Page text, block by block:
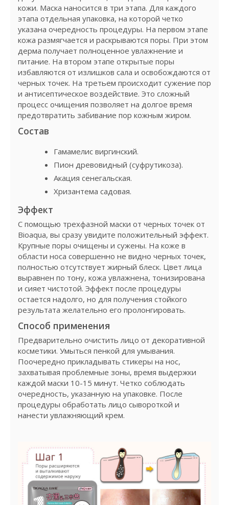
кожи. Маска наносится в три этапа. Для каждого
этапа отдельная упаковка, на которой четко
указана очередность процедуры. На первом этапе
кожа размягчается и раскрываются поры. При этом
дерма получает полноценное увлажнение и
питание. На втором этапе открытые поры
избавляются от излишков сала и освобождаются от
черных точек. На третьем происходит сужение пор
и антисептическое воздействие. Это сложный
процесс очищения позволяет на долгое время
предотвратить забивание пор кожным жиром.
Состав
Гамамелис виргинский.
Пион древовидный (суфрутикоза).
Акация сенегальская.
Хризантема садовая.
Эффект
С помощью трехфазной маски от черных точек от
Bioaqua, вы сразу увидите положительный эффект.
Крупные поры очищены и сужены. На коже в
области носа совершенно не видно черных точек,
полностью отсутствует жирный блеск. Цвет лица
выравнен по тону, кожа увлажнена, тонизирована
и сияет чистотой. Эффект после процедуры
остается надолго, но для получения стойкого
результата желательно его пролонгировать.
Способ применения
Предварительно очистить лицо от декоративной
косметики. Умыться пенкой для умывания.
Поочередно прикладывать стикеры на нос,
захватывая проблемные зоны, время выдержки
каждой маски 10-15 минут. Четко соблюдать
очередность, указанную на упаковке. После
процедуры обработать лицо сывороткой и
нанести увлажняющий крем.